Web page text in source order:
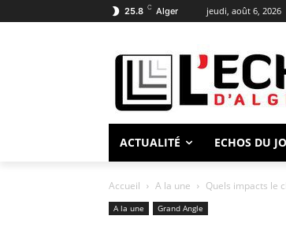
25.8 C Alger jeudi, août 6, 2026
ACTUALITÉ ECHOS DU
Accueil A la une Quels impacts le
A la une Grand Angle